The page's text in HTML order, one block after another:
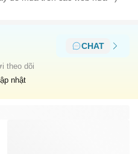
CHAT
theo dõi
nhật